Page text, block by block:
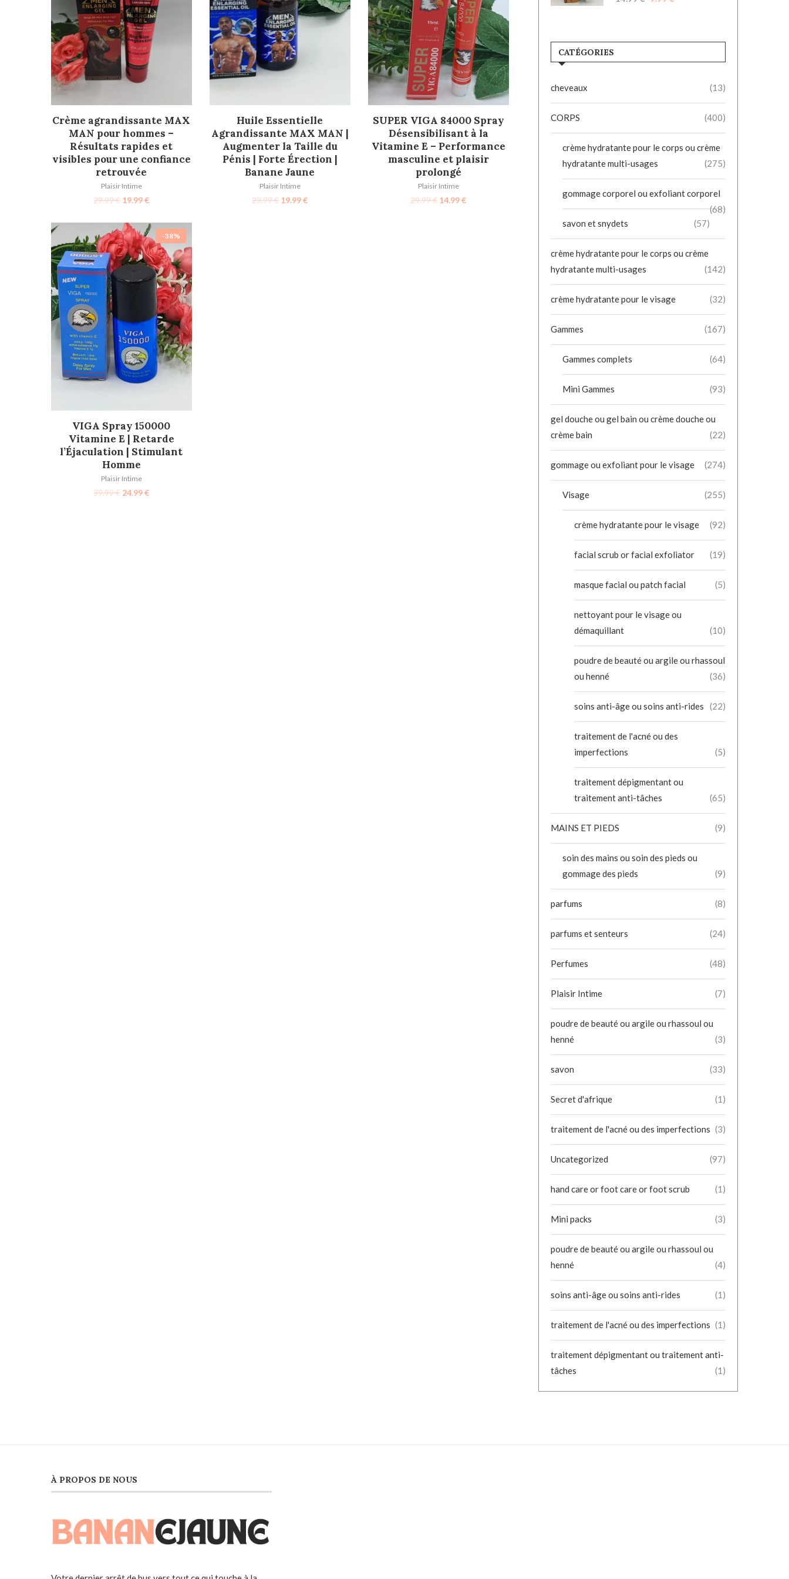
AJOUTER AU PANIER
Crème agrandissante MAX
MAN pour hommes –
Résultats rapides et
visibles pour une confiance
retrouvée
Plaisir Intime
29.99€ 19.99€
AJOUTER AU PANIER
Huile Essentielle
Agrandissante MAX MAN |
Augmenter la Taille du
Pénis | Forte Érection |
Banane Jaune
Plaisir Intime
29.99€ 19.99€
AJOUTER AU PANIER
SUPER VIGA 84000 Spray
Désensibilisant à la
Vitamine E – Performance
masculine et plaisir
prolongé
Plaisir Intime
29.99€ 14.99€
-38%
AJOUTER AU PANIER
VIGA Spray 150000
Vitamine E | Retarde
l’Éjaculation | Stimulant
Homme
Plaisir Intime
39.99€ 24.99€
CATÉGORIES
cheveaux (13)
CORPS (400)
crème hydratante pour le corps ou crème
hydratante multi-usages
(275)
gommage corporel ou exfoliant corporel
(68)
savon et snydets
(57)
crème hydratante pour le corps ou crème
hydratante multi-usages
(142)
crème hydratante pour le visage (32)
Gammes (167)
Gammes complets (64)
Mini Gammes (93)
gel douche ou gel bain ou crème douche ou
crème bain
(22)
gommage ou exfoliant pour le visage (274)
Visage (255)
crème hydratante pour le visage (92)
facial scrub or facial exfoliator (19)
masque facial ou patch facial (5)
nettoyant pour le visage ou
démaquillant
(10)
poudre de beauté ou argile ou rhassoul
ou henné
(36)
soins anti-âge ou soins anti-rides (22)
traitement de l'acné ou des
imperfections
(5)
traitement dépigmentant ou
traitement anti-tâches
(65)
MAINS ET PIEDS (9)
soin des mains ou soin des pieds ou
gommage des pieds
(9)
parfums (8)
parfums et senteurs (24)
Perfumes (48)
Plaisir Intime (7)
poudre de beauté ou argile ou rhassoul ou
henné
(3)
savon (33)
Secret d'afrique (1)
traitement de l'acné ou des imperfections (3)
Uncategorized (97)
hand care or foot care or foot scrub (1)
Mini packs (3)
poudre de beauté ou argile ou rhassoul ou
henné
(4)
soins anti-âge ou soins anti-rides (1)
traitement de l'acné ou des imperfections (1)
traitement dépigmentant ou traitement anti-
tâches
(1)
À PROPOS DE NOUS